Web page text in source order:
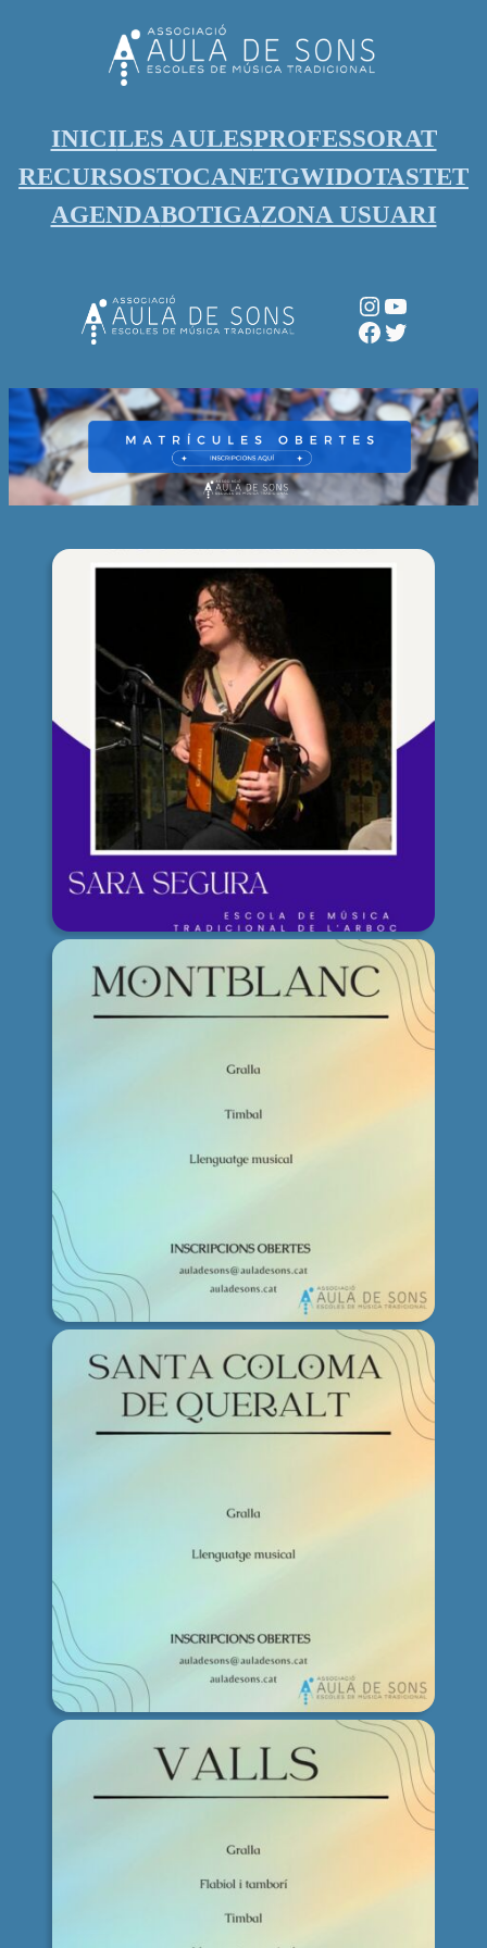
INICILES AULESPROFESSORAT
RECURSOSTOCANETGWIDOTASTET
AGENDABOTIGAZONA USUARI
Instagram
YouTube
Facebook
Twitter